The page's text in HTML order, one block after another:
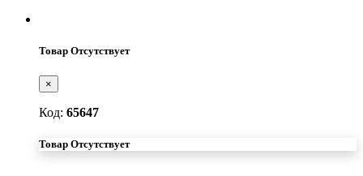
Товар Отсутствует
×
Код: 65647
Товар Отсутствует